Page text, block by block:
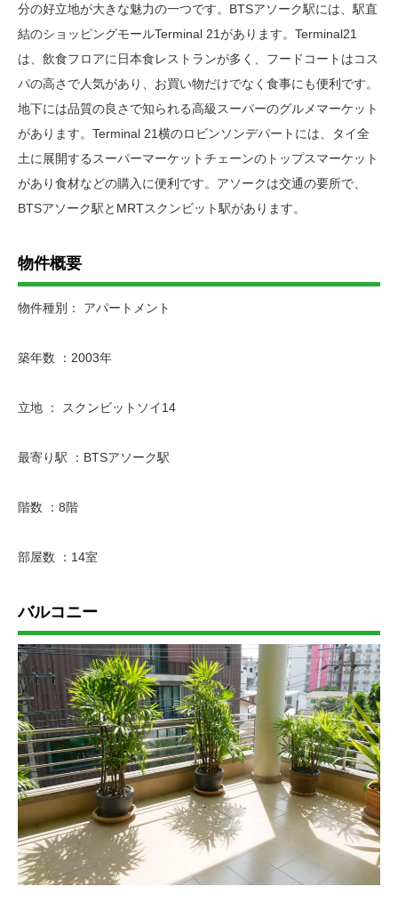
分の好立地が大きな魅力の一つです。BTSアソーク駅には、駅直
結のショッピングモールTerminal 21があります。Terminal21
は、飲食フロアに日本食レストランが多く、フードコートはコス
パの高さで人気があり、お買い物だけでなく食事にも便利です。
地下には品質の良さで知られる高級スーパーのグルメマーケット
があります。Terminal 21横のロビンソンデパートには、タイ全
土に展開するスーパーマーケットチェーンのトップスマーケット
があり食材などの購入に便利です。アソークは交通の要所で、
BTSアソーク駅とMRTスクンビット駅があります。
物件概要
物件種別： アパートメント
築年数 ：2003年
立地 ： スクンビットソイ14
最寄り駅 ：BTSアソーク駅
階数 ：8階
部屋数 ：14室
バルコニー